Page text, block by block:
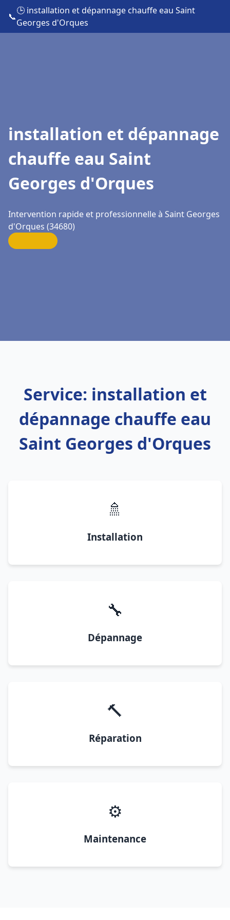
📞
🕒 installation et dépannage chauffe eau Saint
Georges d'Orques
installation et dépannage
chauffe eau Saint
Georges d'Orques
Intervention rapide et professionnelle à Saint Georges
d'Orques (34680)
Service: installation et
dépannage chauffe eau
Saint Georges d'Orques
🚿
Installation
🔧
Dépannage
🔨
Réparation
⚙️
Maintenance